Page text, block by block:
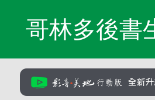
哥林多後書